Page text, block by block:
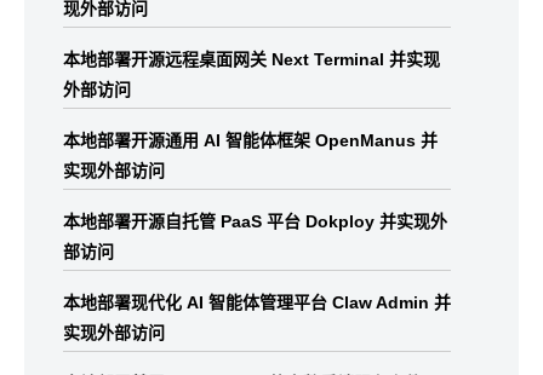
现外部访问
本地部署开源远程桌面网关 Next Terminal 并实现
外部访问
本地部署开源通用 AI 智能体框架 OpenManus 并
实现外部访问
本地部署开源自托管 PaaS 平台 Dokploy 并实现外
部访问
本地部署现代化 AI 智能体管理平台 Claw Admin 并
实现外部访问